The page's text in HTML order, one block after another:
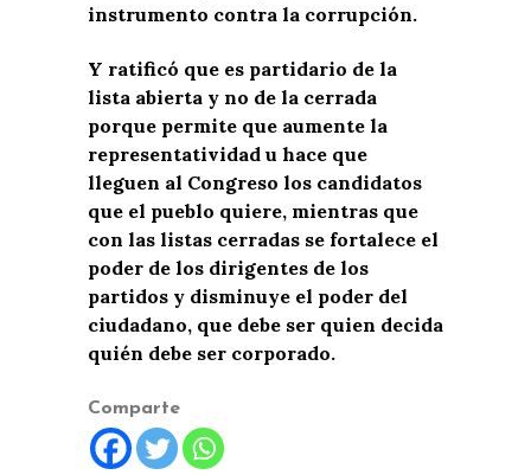
instrumento contra la corrupción.
Y ratificó que es partidario de la
lista abierta y no de la cerrada
porque permite que aumente la
representatividad u hace que
lleguen al Congreso los candidatos
que el pueblo quiere, mientras que
con las listas cerradas se fortalece el
poder de los dirigentes de los
partidos y disminuye el poder del
ciudadano, que debe ser quien decida
quién debe ser corporado.
Comparte